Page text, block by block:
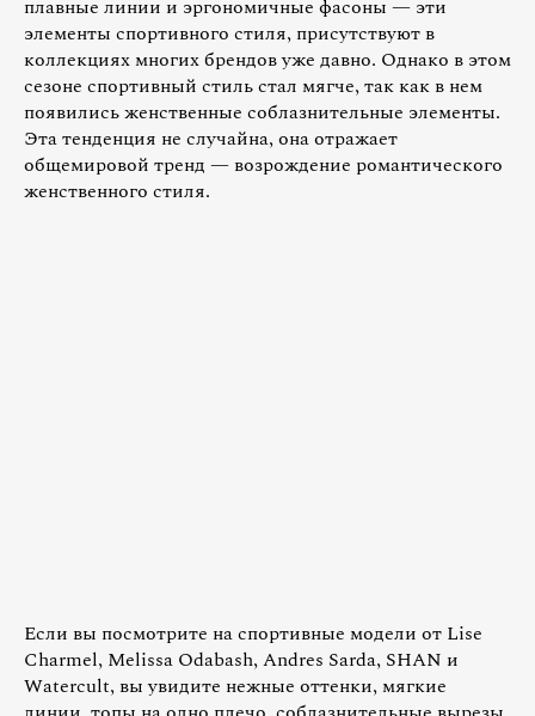
плавные линии и эргономичные фасоны — эти
элементы спортивного стиля, присутствуют в
коллекциях многих брендов уже давно. Однако в этом
сезоне спортивный стиль стал мягче, так как в нем
появились женственные соблазнительные элементы.
Эта тенденция не случайна, она отражает
общемировой тренд — возрождение романтического
женственного стиля.
Если вы посмотрите на спортивные модели от Lise
Charmel, Melissa Odabash, Andres Sarda, SHAN и
Watercult, вы увидите нежные оттенки, мягкие